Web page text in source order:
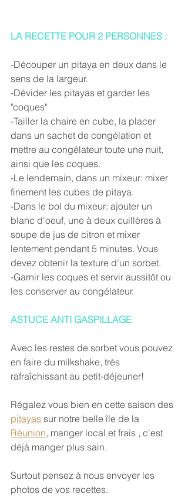
LA RECETTE POUR 2 PERSONNES :
-Découper un pitaya en deux dans le
sens de la largeur.
-Dévider les pitayas et garder les
"coques"
-Tailler la chaire en cube, la placer
dans un sachet de congélation et
mettre au congélateur toute une nuit,
ainsi que les coques.
-Le lendemain, dans un mixeur: mixer
finement les cubes de pitaya.
-Dans le bol du mixeur: ajouter un
blanc d'oeuf, une à deux cuillères à
soupe de jus de citron et mixer
lentement pendant 5 minutes. Vous
devez obtenir la texture d'un sorbet.
-Garnir les coques et servir aussitôt ou
les conserver au congélateur.
ASTUCE ANTI GASPILLAGE
Avec les restes de sorbet vous pouvez
en faire du milkshake, très
rafraîchissant au petit-déjeuner!
Régalez vous bien en cette saison des
pitayas sur notre belle île de la
Réunion, manger local et frais , c'est
déjà manger plus sain.
Surtout pensez à nous envoyer les
photos de vos recettes.